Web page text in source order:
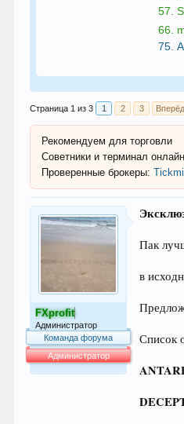
57.
66.
75.
Страница 1 из 3 1 2 3
Рекомендуем для торговли
Советники и терминал
Проверенные брокеры: Tickmill
FXprofit
Администратор
Команда форума
Администратор
Пак
в
Список